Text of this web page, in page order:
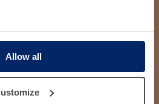
Allow all
responsable del tratamiento
en nuestra
las condiciones contenidas en la
de cita.